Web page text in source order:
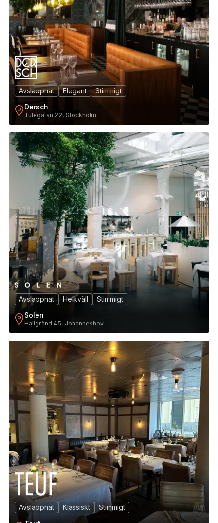
Avslappnat Elegant
Stimmigt
Dersch
Tulegatan 22, Stockholm
14
Avslappnat Helkväll
Stimmigt
Solen
Hallgränd 45, Johanneshov
15
Avslappnat Klassiskt
Stimmigt